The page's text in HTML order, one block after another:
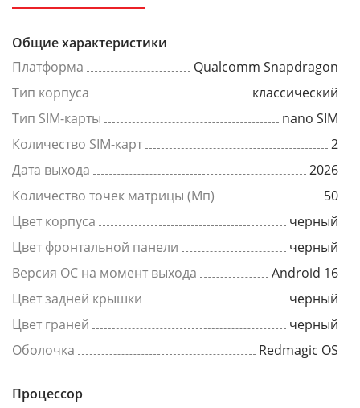
Общие характеристики
Платформа
Qualcomm Snapdragon
Тип корпуса
классический
Тип SIM-карты
nano SIM
Количество SIM-карт
2
Дата выхода
2026
Количество точек матрицы (Мп)
50
Цвет корпуса
черный
Цвет фронтальной панели
черный
Версия ОС на момент выхода
Android 16
Цвет задней крышки
черный
Цвет граней
черный
Оболочка
Redmagic OS
Процессор